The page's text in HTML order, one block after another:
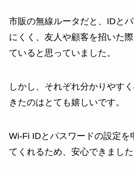
市販の無線ルータだと、IDと
にくく、友人や顧客を招いた
ていると思っていました。
しかし、それぞれ分かりやす
きたのはとても嬉しいです。
Wi-Fi IDとパスワードの設定を
てくれるため、安心できました